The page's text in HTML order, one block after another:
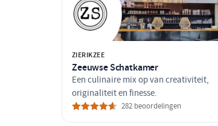
ZIERIKZEE
Zeeuwse Schatkamer
Een culinaire mix op van creativiteit,
originaliteit en finesse.
282 beoordelingen